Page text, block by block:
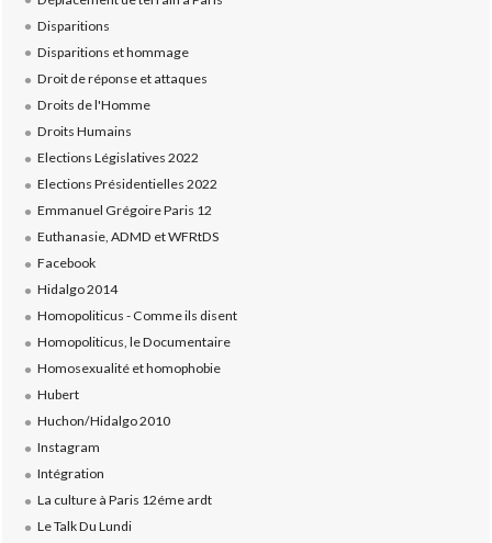
Disparitions
Disparitions et hommage
Droit de réponse et attaques
Droits de l'Homme
Droits Humains
Elections Législatives 2022
Elections Présidentielles 2022
Emmanuel Grégoire Paris 12
Euthanasie, ADMD et WFRtDS
Facebook
Hidalgo 2014
Homopoliticus - Comme ils disent
Homopoliticus, le Documentaire
Homosexualité et homophobie
Hubert
Huchon/Hidalgo 2010
Instagram
Intégration
La culture à Paris 12éme ardt
Le Talk Du Lundi